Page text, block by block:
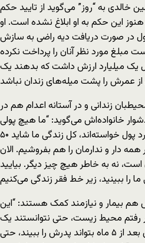
خالدی به “روز” می‌گوید از تایید حکم
این حکم به او ابلاغ نشده است. او
در صورت دریافت دیه راضی به سازش
مبلغ مورد نظر آنان را پرداخت نکرده
یک میلیارد ارزش داشت که بدهند یک
زندانی و در آستانه اعدام هم در
خانواده‌اش می‌گوید: “ما هیچ پولی
نداریم، اولیای دم دو میلیارد پول خواسته‌اند، کل زندگی ما شاید ۵۰
دار و ندارمان را هم بفروشیم. الان
است، نه به خاطر هیچ چیز دیگر. بیایید
هم بیمار و نیازمند کمک هستند: “این
رفتم محیط زیست، حتی نتوانستند یک
ملاقات ساده بگیرند که دخترش بعد از ۵ ماه بتواند پدرش را ببیند، حتی